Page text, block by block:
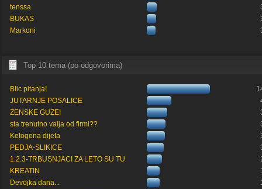
tenssa
BUKAS
Markoni
Top 10 tema (po odgovorima)
Blic pitanja!
JUTARNJE POSALICE
ZENSKE GUZE!
sta trenutno valja od firmi??
Ketogena dijeta
PEDJA-SLIKICE
1.2.3-TRBUSNJACI ZA LETO SU TU
KREATIN
Devojka dana...